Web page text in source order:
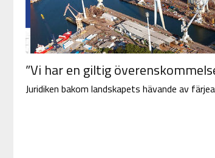
”Vi har en giltig
Juridiken bakom landskapets hävande av